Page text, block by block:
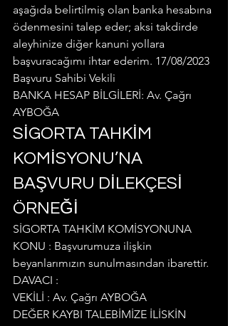
aşağıda belirtilmiş olan banka hesabına
ödenmesini talep eder; aksi takdirde
aleyhinize diğer kanuni yollara
başvuracağımı ihtar ederim. 17/08/2023
Başvuru Sahibi Vekili
BANKA HESAP BİLGİLERİ: Av. Çağrı
AYBOĞA
SİGORTA TAHKİM
KOMİSYONU’NA
BAŞVURU DİLEKÇESİ
ÖRNEĞİ
SİGORTA TAHKİM KOMİSYONUNA
KONU : Başvurumuza ilişkin
beyanlarımızın sunulmasından ibarettir.
DAVACI :
VEKİLİ : Av. Çağrı AYBOĞA
DEĞER KAYBI TALEBİMİZE İLİSKİN